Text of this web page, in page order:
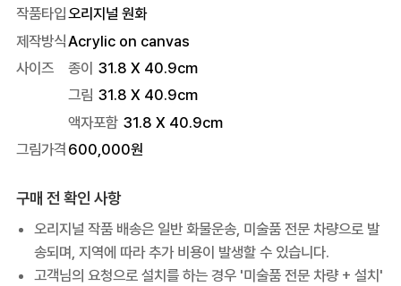
작품타입오리지널 원화
제작방식Acrylic on canvas
사이즈
종이 31.8 X 40.9cm
그림 31.8 X 40.9cm
액자포함 31.8 X 40.9cm
그림가격 600,000원
구매 전 확인 사항
오리지널 작품 배송은 일반 화물운송, 미술품 전문 차량으로 발
송되며, 지역에 따라 추가 비용이 발생할 수 있습니다.
고객님의 요청으로 설치를 하는 경우 '미술품 전문 차량 + 설치'